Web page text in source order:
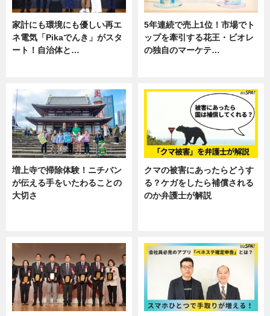
家計にも環境にも優しい再エ
ネ電気「Pikaでんき」がスタ
ート！自治体と…
5年連続で売上1位！市場でト
ップを牽引する花王・ビオレ
の独自のマーケテ…
増上寺で掃除体験！ニチバン
が伝える手をいたわることの
大切さ
クマの被害にあったらどうす
る？ケガをしたら補償される
のか弁護士が解説